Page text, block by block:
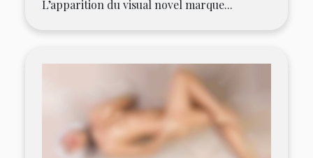
L’apparition du visual novel marque...